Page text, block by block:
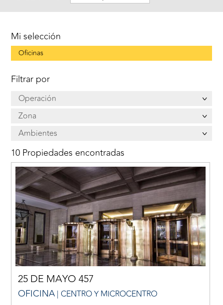
Mi selección
Oficinas
Filtrar por
Operación
Zona
Ambientes
10 Propiedades encontradas
25 DE MAYO 457
OFICINA | CENTRO Y MICROCENTRO